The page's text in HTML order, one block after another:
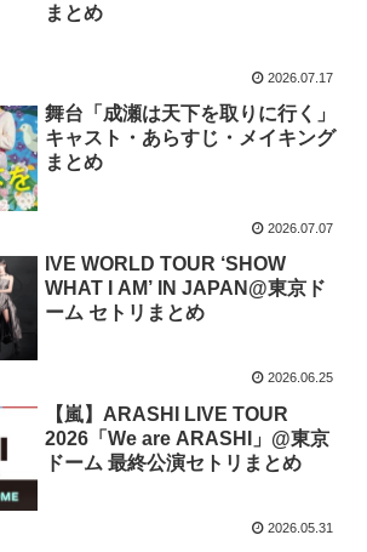
まとめ
2026.07.17
舞台「成瀬は天下を取りに行く」
キャスト・あらすじ・メイキング
まとめ
2026.07.07
IVE WORLD TOUR ‘SHOW
WHAT I AM’ IN JAPAN@東京ド
ーム セトリまとめ
2026.06.25
【嵐】ARASHI LIVE TOUR
2026「We are ARASHI」@東京
ドーム 最終公演セトリまとめ
2026.05.31